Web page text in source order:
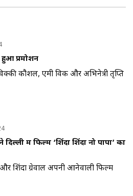
हुआ प्रमोशन
कौशल, एमी विर्क और अभिनेत्री तृप्ति
दिल्ली में फिल्म ‘शिंदा शिंदा नो पापा’ का
और शिंदा ग्रेवाल अपनी आनेवाली फिल्म